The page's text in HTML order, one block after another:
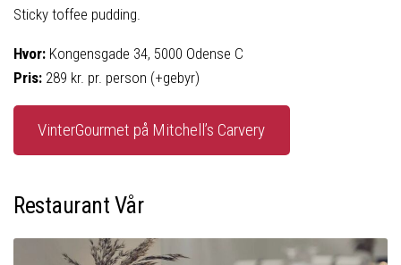
Sticky toffee pudding.
Hvor: Kongensgade 34, 5000 Odense C
Pris: 289 kr. pr. person (+gebyr)
VinterGourmet på Mitchell’s Carvery
Restaurant Vår